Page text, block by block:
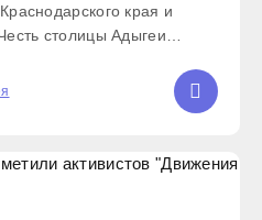
края и
столицы Адыгеи
успешно